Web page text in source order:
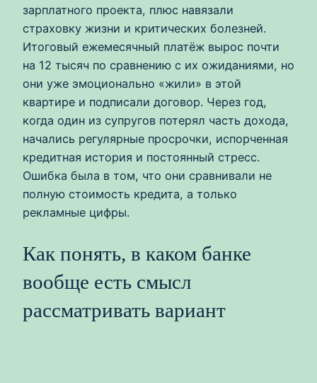
зарплатного проекта, плюс навязали
страховку жизни и критических болезней.
Итоговый ежемесячный платёж вырос почти
на 12 тысяч по сравнению с их ожиданиями, но
они уже эмоционально «жили» в этой
квартире и подписали договор. Через год,
когда один из супругов потерял часть дохода,
начались регулярные просрочки, испорченная
кредитная история и постоянный стресс.
Ошибка была в том, что они сравнивали не
полную стоимость кредита, а только
рекламные цифры.
Как понять, в каком банке
вообще есть смысл
рассматривать вариант